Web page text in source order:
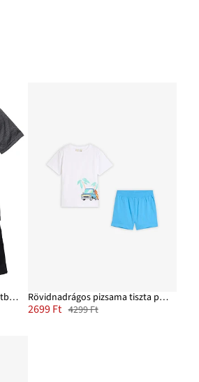
Rövidnadrágos pizsama, sötétben világító mintával (2-részes szett) Rövidnadrágos pizsama tiszta pamutból
2699 Ft 4299 Ft